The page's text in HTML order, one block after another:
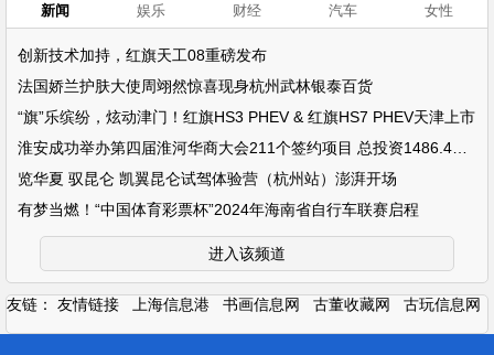
新闻 娱乐 财经 汽车 女性
创新技术加持，红旗天工08重磅发布
法国娇兰护肤大使周翊然惊喜现身杭州武林银泰百货
“旗”乐缤纷，炫动津门！红旗HS3 PHEV & 红旗HS7 PHEV天津上市
览华夏 驭昆仑 凯翼昆仑试驾体验营（杭州站）澎湃开场
有梦当燃！“中国体育彩票杯”2024年海南省自行车联赛启程
进入该频道
友链： 友情链接 上海信息港 书画信息网 古董收藏网 古玩信息网